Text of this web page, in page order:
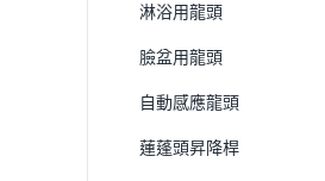
淋浴用龍頭
臉盆用龍頭
自動感應龍頭
蓮蓬頭昇降桿